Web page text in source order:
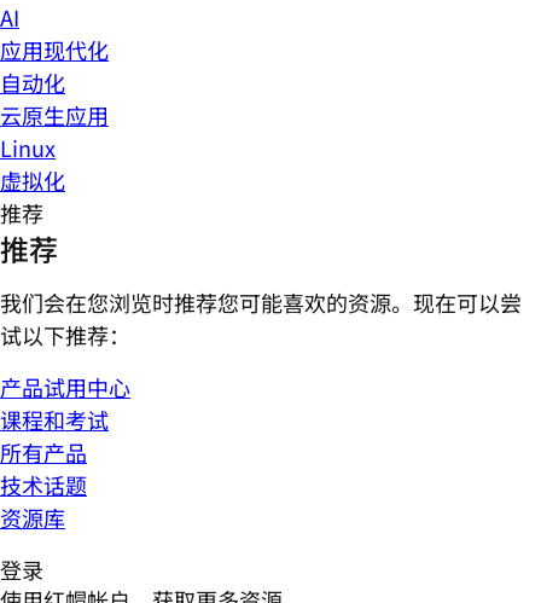
AI
应用现代化
自动化
云原生应用
Linux
虚拟化
推荐
推荐
我们会在您浏览时推荐您可能喜欢的资源。现在可以尝
试以下推荐：
产品试用中心
课程和考试
所有产品
技术话题
资源库
登录